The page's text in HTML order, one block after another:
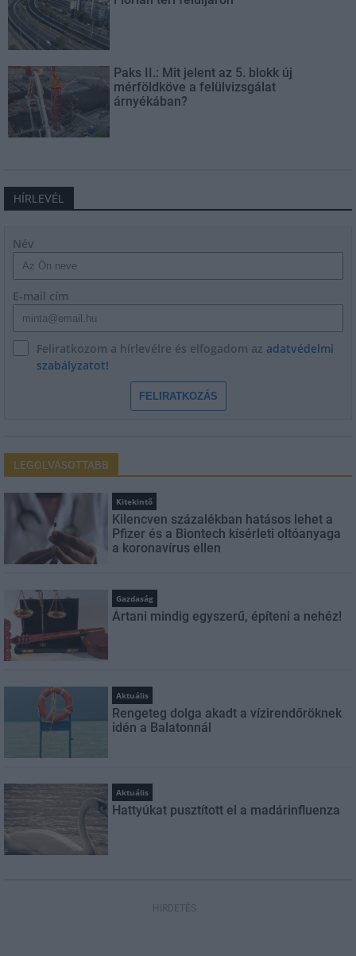
Paks II.: Mit jelent az 5. blokk új
mérföldköve a felülvizsgálat
árnyékában?
HÍRLEVÉL
Név
E-mail cím
Feliratkozom a hírlevélre és elfogadom az adatvédelmi
szabályzatot!
FELIRATKOZÁS
LEGOLVASOTTABB
Kitekintő
Kilencven százalékban hatásos lehet a
Pfizer és a Biontech kísérleti oltóanyaga
a koronavírus ellen
Gazdaság
Ártani mindig egyszerű, építeni a nehéz!
Aktuális
Rengeteg dolga akadt a vízirendőröknek
idén a Balatonnál
Aktuális
Hattyúkat pusztított el a madárinfluenza
HIRDETÉS